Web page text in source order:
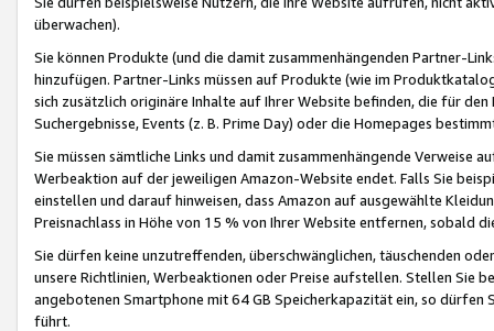
überwachen).
Sie können Produkte (und die damit zusammenhängenden Partner-
hinzufügen. Partner-Links müssen auf Produkte (wie im
sich zusätzlich originäre Inhalte auf Ihrer Website befinden, die für
Suchergebnisse, Events (z. B. Prime Day) oder die Homepages
Sie müssen sämtliche Links und damit zusammenhängende
Werbeaktion auf der jeweiligen Amazon-Website endet. Falls Sie
einstellen und darauf hinweisen, dass Amazon auf ausgewählte
Preisnachlass in Höhe von 15 % von Ihrer Website entfernen, sobald
Sie dürfen keine unzutreffenden, überschwänglichen, täuschenden
unsere Richtlinien, Werbeaktionen oder Preise aufstellen. Stellen Sie
angebotenen Smartphone mit 64 GB Speicherkapazität ein, so dürfen
führt.